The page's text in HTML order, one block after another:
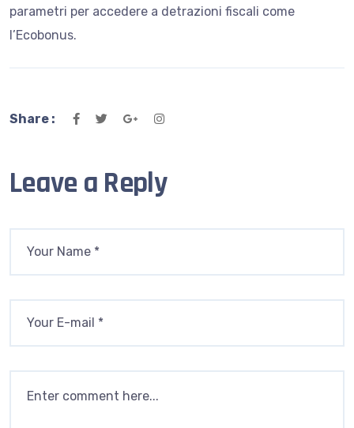
parametri per accedere a detrazioni fiscali come
l’Ecobonus.
Share :
Leave a Reply